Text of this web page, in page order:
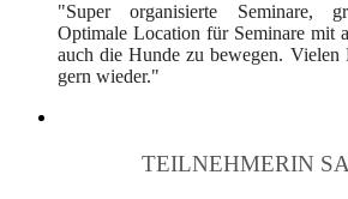
"Super organisierte Seminare,
Optimale Location für Seminare mit
auch die Hunde zu bewegen.
gern wieder."
TEILNEHMERIN